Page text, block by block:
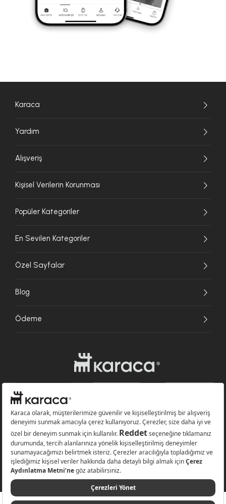
Karaca
Yardım
Alışveriş
Kişisel Verilerin Korunması
Popüler Kategoriler
En Sevilen Kategoriler
Özel Sayfalar
Blog
Ödeme
Websitesinde kullanılan bazı görseller yapay zekâ (AI) ile üretilmiştir.
Karaca.com © 2026 - Karaca Züccaciye A.Ş. Tüm hakları saklıdır.